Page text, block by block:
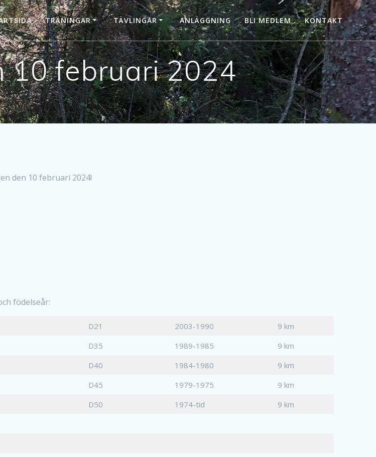
TRÄNINGAR TÄVLINGAR ANLÄGGNING BLI MEDLEM KONTAKT
10 februari 2024
den 10 februari 2024!
födelseår:
D21 2003-1990
9 km
D35 1989-1985
9 km
D40 1984-1980
9 km
D45 1979-1975
9 km
D50 1974-tid
9 km